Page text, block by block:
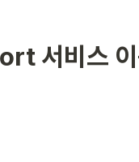
서비스 이